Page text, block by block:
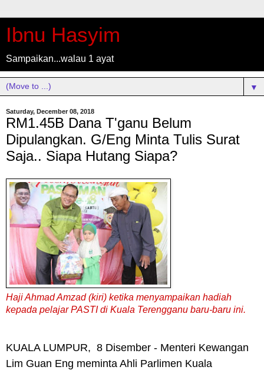
Ibnu Hasyim
Sampaikan...walau 1 ayat
▼
Saturday, December 08, 2018
RM1.45B Dana T'ganu Belum
Dipulangkan. G/Eng Minta Tulis Surat
Saja.. Siapa Hutang Siapa?
Haji Ahmad Amzad (kiri) ketika menyampaikan hadiah
kepada pelajar PASTI di Kuala Terengganu baru-baru ini.
KUALA LUMPUR, 8 Disember - Menteri Kewangan
Lim Guan Eng meminta Ahli Parlimen Kuala